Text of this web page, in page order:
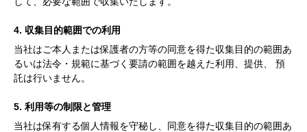
4. 収集目的範囲での利用
当社はご本人または保護者の方等の同意を得た収集目的の範囲あ
るいは法令・規範に基づく要請の範囲を越えた利用、提供、 預
託は行いません。
5. 利用等の制限と管理
当社は保有する個人情報を守秘し、同意を得た収集目的の範囲あ